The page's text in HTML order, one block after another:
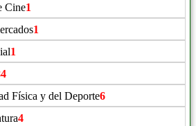
Cine1
1
1
Física y del Deporte6
4